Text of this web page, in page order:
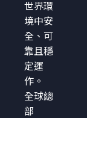
世界環
境中安
全、可
靠且穩
定運
作。
全球總
部